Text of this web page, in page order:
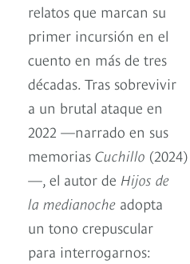
relatos que marcan su
primer incursión en el
cuento en más de tres
décadas. Tras sobrevivir
a un brutal ataque en
2022 —narrado en sus
memorias Cuchillo (2024)
—, el autor de Hijos de
la medianoche adopta
un tono crepuscular
para interrogarnos: